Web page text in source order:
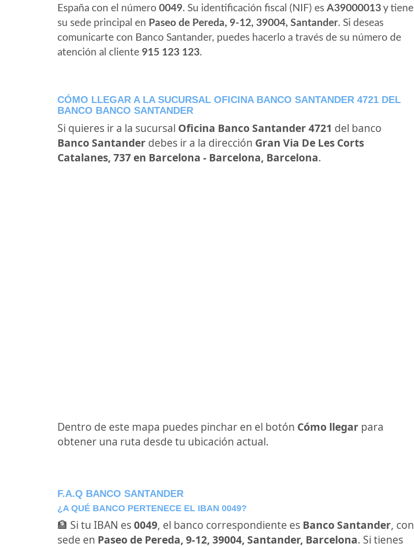
España con el número 0049. Su identificación fiscal (NIF) es A39000013y tiene
su sede principal en Paseo de Pereda, 9-12, 39004, Santander. Si deseas
comunicarte con Banco Santander, puedes hacerlo a través de su número de
atención al cliente 915 123 123.
CÓMO LLEGAR A LA SUCURSAL OFICINA BANCO SANTANDER 4721 DEL
BANCO BANCO SANTANDER
Si quieres ir a la sucursal Oficina Banco Santander 4721 del banco
Banco Santander debes ir a la dirección Gran Via De Les Corts
Catalanes, 737 en Barcelona - Barcelona, Barcelona.
Dentro de este mapa puedes pinchar en el botón Cómo llegar para
obtener una ruta desde tu ubicación actual.
F.A.Q BANCO SANTANDER
¿A QUÉ BANCO PERTENECE EL IBAN 0049?
🏦 Si tu IBAN es 0049, el banco correspondiente es Banco Santander, con
sede en Paseo de Pereda, 9-12, 39004, Santander, Barcelona. Si tienes